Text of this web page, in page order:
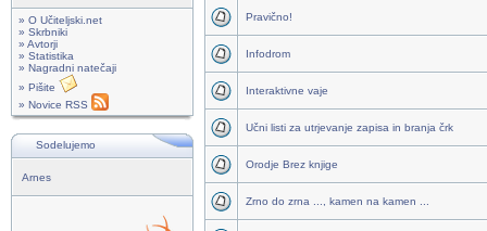
» O Učiteljski.net
» Skrbniki
» Avtorji
» Statistika
» Nagradni natečaji
» Pišite
» Novice RSS
Sodelujemo
Arnes
Pravično!
Infodrom
Interaktivne vaje
Učni listi za utrjevanje zapisa in branja črk
Orodje Brez knjige
Zrno do zrna ..., kamen na kamen ...